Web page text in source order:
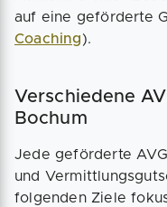
auf eine geförderte
Coaching).
Verschiedene
Bochum
Jede geförderte
und
folgenden Ziele